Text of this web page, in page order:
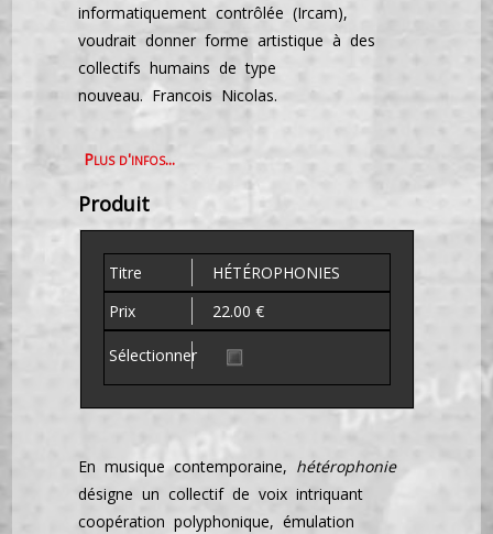
informatiquement contrôlée (Ircam),
voudrait donner forme artistique à des
collectifs humains de type
nouveau. Francois Nicolas.
Plus d'infos...
Produit
HÉTÉROPHONIES
22.00 €
En musique contemporaine, hétérophonie
désigne un collectif de voix intriquant
coopération polyphonique, émulation